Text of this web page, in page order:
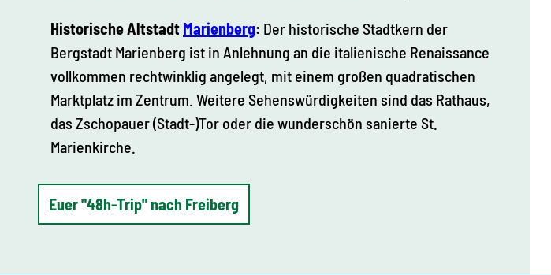
Historische Altstadt Marienberg: Der historische Stadtkern der
Bergstadt Marienberg ist in Anlehnung an die italienische Renaissance
vollkommen rechtwinklig angelegt, mit einem großen quadratischen
Marktplatz im Zentrum. Weitere Sehenswürdigkeiten sind das Rathaus,
das Zschopauer (Stadt-)Tor oder die wunderschön sanierte St.
Marienkirche.
Euer "48h-Trip" nach Freiberg